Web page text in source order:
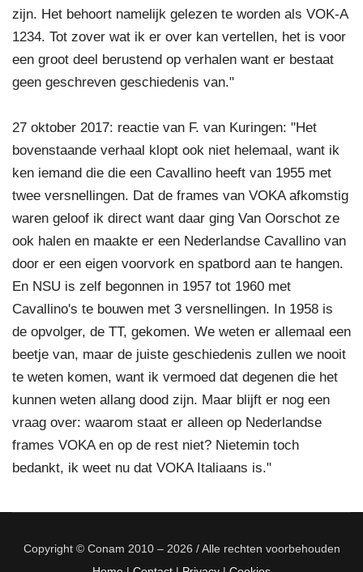
zijn. Het behoort namelijk gelezen te worden als VOK-A
1234. Tot zover wat ik er over kan vertellen, het is voor
een groot deel berustend op verhalen want er bestaat
geen geschreven geschiedenis van."
27 oktober 2017: reactie van F. van Kuringen: "Het
bovenstaande verhaal klopt ook niet helemaal, want ik
ken iemand die die een Cavallino heeft van 1955 met
twee versnellingen. Dat de frames van VOKA afkomstig
waren geloof ik direct want daar ging Van Oorschot ze
ook halen en maakte er een Nederlandse Cavallino van
door er een eigen voorvork en spatbord aan te hangen.
En NSU is zelf begonnen in 1957 tot 1960 met
Cavallino's te bouwen met 3 versnellingen. In 1958 is
de opvolger, de TT, gekomen. We weten er allemaal een
beetje van, maar de juiste geschiedenis zullen we nooit
te weten komen, want ik vermoed dat degenen die het
kunnen weten allang dood zijn. Maar blijft er nog een
vraag over: waarom staat er alleen op Nederlandse
frames VOKA en op de rest niet? Nietemin toch
bedankt, ik weet nu dat VOKA Italiaans is."
Copyright © Conam 2010 – 2026 / Alle rechten voorbehouden